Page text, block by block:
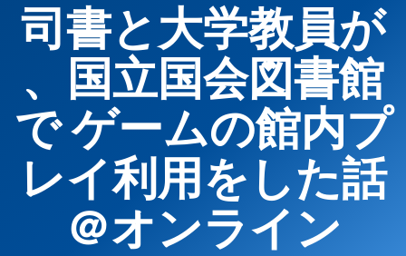
司書と大学教員が
、国立国会図書館
で ゲームの館内プ
レイ利用をした話
＠オンライン